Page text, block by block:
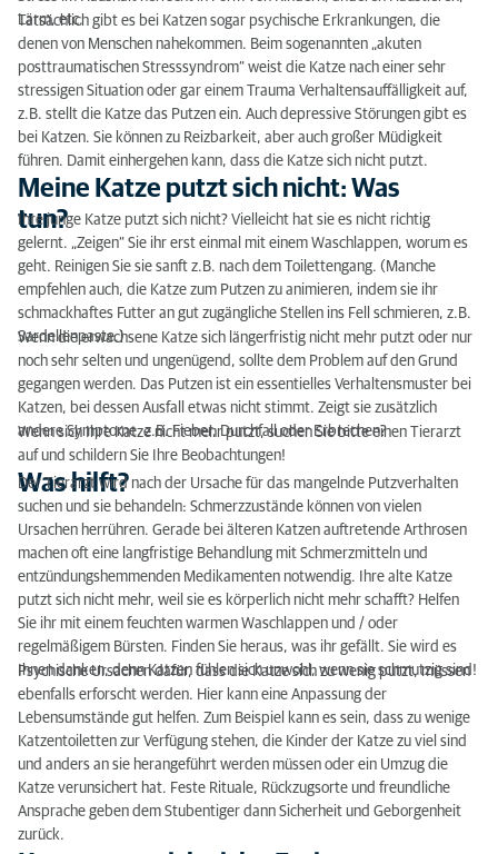
Lärm, etc.
Tatsächlich gibt es bei Katzen sogar psychische Erkrankungen, die
denen von Menschen nahekommen. Beim sogenannten „akuten
posttraumatischen Stresssyndrom“ weist die Katze nach einer sehr
stressigen Situation oder gar einem Trauma Verhaltensauffälligkeit auf,
z.B. stellt die Katze das Putzen ein. Auch depressive Störungen gibt es
bei Katzen. Sie können zu Reizbarkeit, aber auch großer Müdigkeit
führen. Damit einhergehen kann, dass die Katze sich nicht putzt.
Meine Katze putzt sich nicht: Was
tun?
Ihre junge Katze putzt sich nicht? Vielleicht hat sie es nicht richtig
gelernt. „Zeigen“ Sie ihr erst einmal mit einem Waschlappen, worum es
geht. Reinigen Sie sie sanft z.B. nach dem Toilettengang. (Manche
empfehlen auch, die Katze zum Putzen zu animieren, indem sie ihr
schmackhaftes Futter an gut zugängliche Stellen ins Fell schmieren, z.B.
Sardellenpaste.)
Wenn die erwachsene Katze sich längerfristig nicht mehr putzt oder nur
noch sehr selten und ungenügend, sollte dem Problem auf den Grund
gegangen werden. Das Putzen ist ein essentielles Verhaltensmuster bei
Katzen, bei dessen Ausfall etwas nicht stimmt. Zeigt sie zusätzlich
andere Symptome, z.B. Fieber, Durchfall oder Erbrechen?
Wenn sich Ihre Katze nicht mehr putzt, suchen Sie bitte einen Tierarzt
auf und schildern Sie Ihre Beobachtungen!
Was hilft?
Der Tierarzt wird nach der Ursache für das mangelnde Putzverhalten
suchen und sie behandeln: Schmerzzustände können von vielen
Ursachen herrühren. Gerade bei älteren Katzen auftretende Arthrosen
machen oft eine langfristige Behandlung mit Schmerzmitteln und
entzündungshemmenden Medikamenten notwendig. Ihre alte Katze
putzt sich nicht mehr, weil sie es körperlich nicht mehr schafft? Helfen
Sie ihr mit einem feuchten warmen Waschlappen und / oder
regelmäßigem Bürsten. Finden Sie heraus, was ihr gefällt. Sie wird es
Ihnen danken, denn Katzen fühlen sich unwohl, wenn sie schmutzig sind!
Psychische Ursachen dafür, dass die Katze sich zu wenig putzt, müssen
ebenfalls erforscht werden. Hier kann eine Anpassung der
Lebensumstände gut helfen. Zum Beispiel kann es sein, dass zu wenige
Katzentoiletten zur Verfügung stehen, die Kinder der Katze zu viel sind
und anders an sie herangeführt werden müssen oder ein Umzug die
Katze verunsichert hat. Feste Rituale, Rückzugsorte und freundliche
Ansprache geben dem Stubentiger dann Sicherheit und Geborgenheit
zurück.